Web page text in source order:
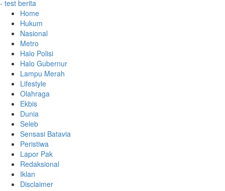
- test berita
Home
Hukum
Nasional
Metro
Halo Polisi
Halo Gubernur
Lampu Merah
Lifestyle
Olahraga
Ekbis
Dunia
Seleb
Sensasi Batavia
Peristiwa
Lapor Pak
Redaksional
Iklan
Disclaimer